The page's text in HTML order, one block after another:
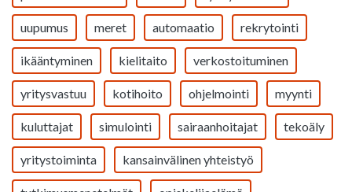
uupumus meret automaatio rekrytointi
ikääntyminen kielitaito verkostoituminen
yritysvastuu kotihoito ohjelmointi myynti
kuluttajat simulointi sairaanhoitajat tekoäly
yritystoiminta kansainvälinen yhteistyö